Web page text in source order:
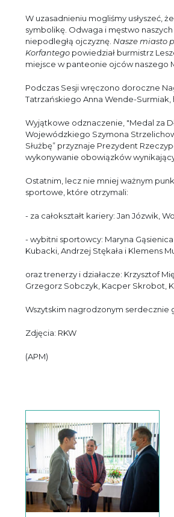
W uzasadnieniu mogliśmy usłyszeć,
symbolikę. Odwaga i męstwo
niepodległą ojczyznę. Nasze miasto
Korfantego powiedział burmistrz
miejsce w panteonie ojców naszego
Podczas Sesji wręczono doroczne
Tatrzańskiego Anna Wende-Surmiak,
Wyjątkowe odznaczenie, "Medal za
Wojewódzkiego Szymona
Służbę” przyznaje Prezydent
wykonywanie obowiązków
Ostatnim, lecz nie mniej ważnym
sportowe, które otrzymali:
- za całokształt kariery: Jan Józwik,
- wybitni sportowcy: Maryna
Kubacki, Andrzej Stękała i Klemens
oraz trenerzy i działacze: Krzysztof
Grzegorz Sobczyk, Kacper Skrobot,
Wszytskim nagrodzonym serdecznie
Zdjęcia: RKW
(APM)